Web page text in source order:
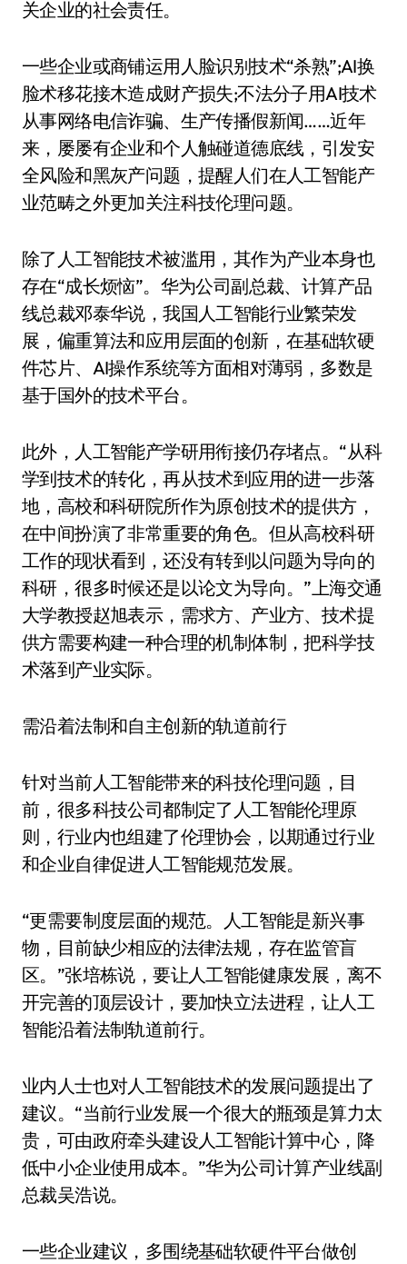
关企业的社会责任。
一些企业或商铺运用人脸识别技术“杀熟”;AI换
脸术移花接木造成财产损失;不法分子用AI技术
从事网络电信诈骗、生产传播假新闻……近年
来，屡屡有企业和个人触碰道德底线，引发安
全风险和黑灰产问题，提醒人们在人工智能产
业范畴之外更加关注科技伦理问题。
除了人工智能技术被滥用，其作为产业本身也
存在“成长烦恼”。华为公司副总裁、计算产品
线总裁邓泰华说，我国人工智能行业繁荣发
展，偏重算法和应用层面的创新，在基础软硬
件芯片、AI操作系统等方面相对薄弱，多数是
基于国外的技术平台。
此外，人工智能产学研用衔接仍存堵点。“从科
学到技术的转化，再从技术到应用的进一步落
地，高校和科研院所作为原创技术的提供方，
在中间扮演了非常重要的角色。但从高校科研
工作的现状看到，还没有转到以问题为导向的
科研，很多时候还是以论文为导向。”上海交通
大学教授赵旭表示，需求方、产业方、技术提
供方需要构建一种合理的机制体制，把科学技
术落到产业实际。
需沿着法制和自主创新的轨道前行
针对当前人工智能带来的科技伦理问题，目
前，很多科技公司都制定了人工智能伦理原
则，行业内也组建了伦理协会，以期通过行业
和企业自律促进人工智能规范发展。
“更需要制度层面的规范。人工智能是新兴事
物，目前缺少相应的法律法规，存在监管盲
区。”张培栋说，要让人工智能健康发展，离不
开完善的顶层设计，要加快立法进程，让人工
智能沿着法制轨道前行。
业内人士也对人工智能技术的发展问题提出了
建议。“当前行业发展一个很大的瓶颈是算力太
贵，可由政府牵头建设人工智能计算中心，降
低中小企业使用成本。”华为公司计算产业线副
总裁吴浩说。
一些企业建议，多围绕基础软硬件平台做创